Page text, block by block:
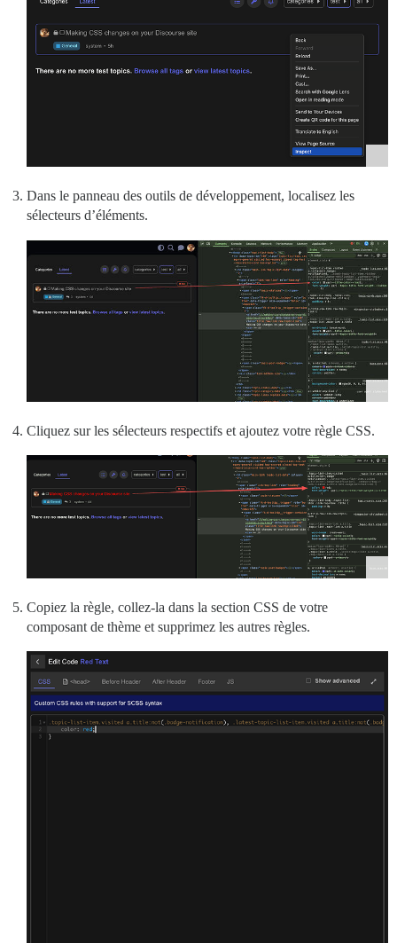
Dans le panneau des outils de développement, localisez les
sélecteurs d’éléments.
Cliquez sur les sélecteurs respectifs et ajoutez votre règle CSS.
Copiez la règle, collez-la dans la section CSS de votre
composant de thème et supprimez les autres règles.